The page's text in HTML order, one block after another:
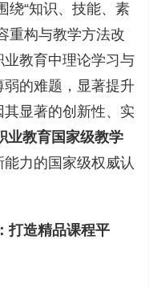
绕“知识、技能、素
重构与教学方法改
教育中理论学习与
的难题，显著提升
显著的创新性、实
业教育国家级教学
能力的国家级权威认
打造精品课程平